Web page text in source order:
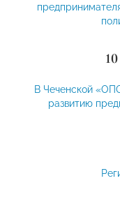
В Чеченской
развитию